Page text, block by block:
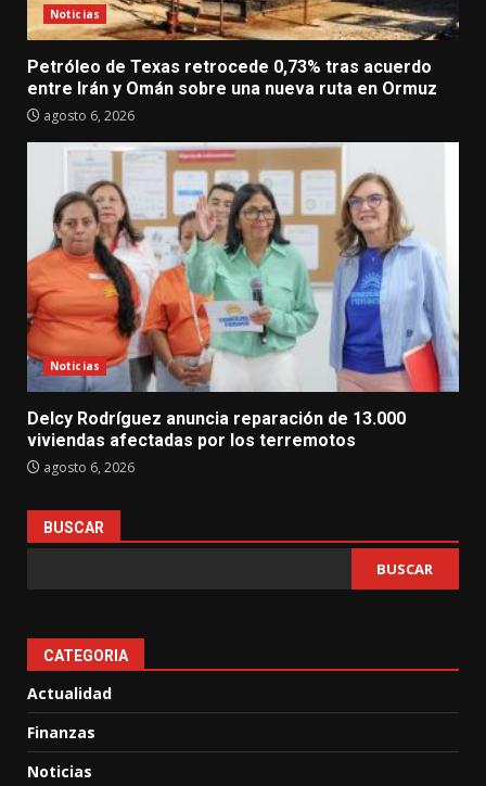
Noticias
Petróleo de Texas retrocede 0,73% tras acuerdo
entre Irán y Omán sobre una nueva ruta en Ormuz
agosto 6, 2026
Noticias
Delcy Rodríguez anuncia reparación de 13.000
viviendas afectadas por los terremotos
agosto 6, 2026
BUSCAR
BUSCAR
CATEGORIA
Actualidad
Finanzas
Noticias